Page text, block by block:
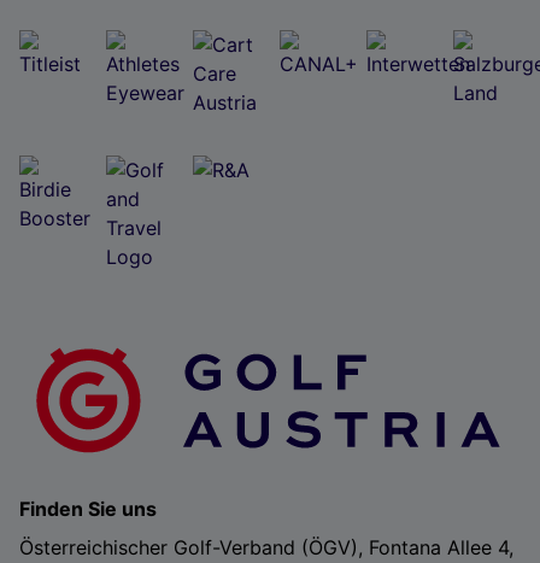
Finden Sie uns
Österreichischer Golf-Verband (ÖGV), Fontana Allee 4,